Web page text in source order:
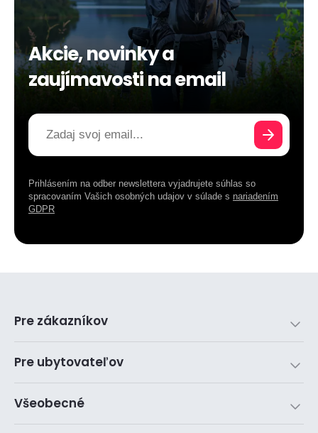
Akcie, novinky a
zaujímavosti na email
Prihlásením na odber newslettera vyjadrujete súhlas so
spracovaním Vašich osobných udajov v súlade s nariadením
GDPR
Pre zákazníkov
Pre ubytovateľov
Všeobecné